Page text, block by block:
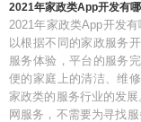
2021年家政类App开发有
2021年家政类App开发
以根据不同的家政服务
服务体验，平台的服务
便的家庭上的清洁、维
家政类的服务行业的发
网服务，不需要为寻找